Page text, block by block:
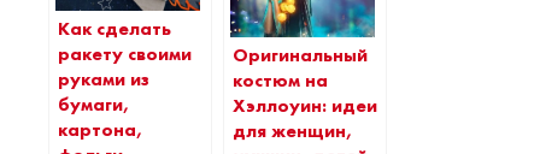
Как сделать
ракету своими
руками из
бумаги,
картона,
Оригинальный
костюм на
Хэллоуин: идеи
для женщин,